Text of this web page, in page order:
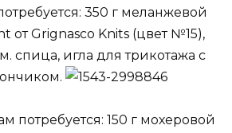
350 г меланжевой
от Grignasco Knits (цвет №15),
спица, игла для трикотажа с
потребуется: 150 г мохеровой